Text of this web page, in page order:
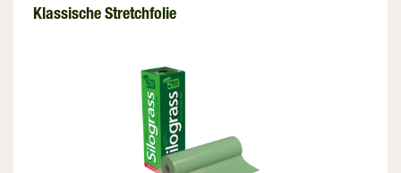
Netzersatzfolie
Klassische Stretchfolie